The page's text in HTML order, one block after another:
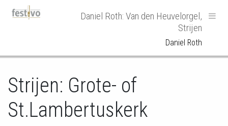
HoofdnavigatieDaniel Roth: Van den Heuvelorgel,
Strijen
Daniel Roth
Strijen: Grote- of
St.Lambertuskerk